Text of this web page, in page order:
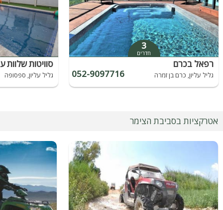
3
חדרים
רפאל בכרם
גליל עליון, כרם בן זמרה 052-9097716
סוויטות שלוות
גליל עליון, ספסופה
אטרקציות בסביבת הצימר